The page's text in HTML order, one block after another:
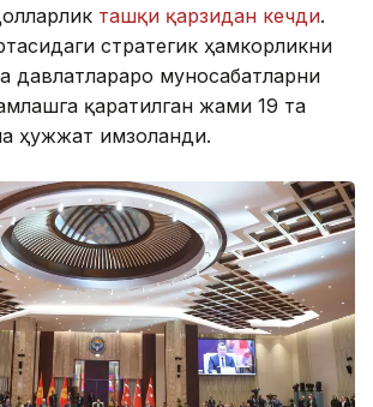
ташқи қарзидан кечди.
стратегик ҳамкорликни
давлатлараро муносабатларни
қаратилган жами 19 та
ҳужжат имзоланди.